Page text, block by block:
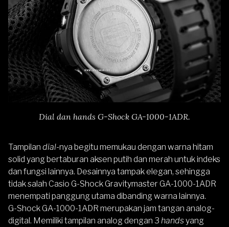
Dial dan hands G-Shock GA-1000-1ADR.
Tampilan dial-nya begitu memukau dengan warna hitam
solid yang bertaburan aksen putih dan merah untuk indeks
dan fungsi lainnya. Desainnya tampak elegan, sehingga
tidak salah Casio G-Shock Gravitymaster GA-1000-1ADR
menempati panggung utama dibanding warna lainnya.
G-Shock GA-1000-1ADR merupakan jam tangan analog-
digital. Memiliki tampilan analog dengan 3 handsyang